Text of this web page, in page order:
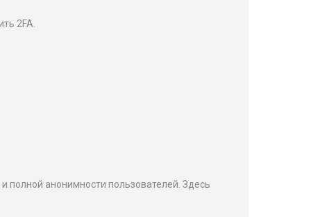
2FA.
анонимности пользователей. Здесь